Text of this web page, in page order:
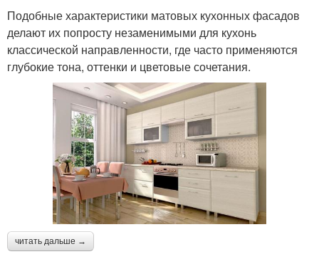
Подобные характеристики матовых кухонных фасадов
делают их попросту незаменимыми для кухонь
классической направленности, где часто применяются
глубокие тона, оттенки и цветовые сочетания.
читать дальше →